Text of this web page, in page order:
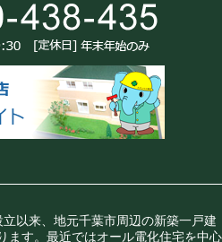
以来、地元千葉市周辺の新築一戸建
ます。最近ではオール電化住宅を中心